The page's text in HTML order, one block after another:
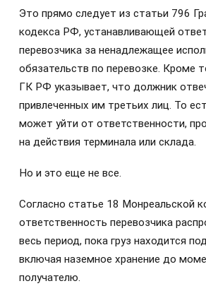
Это прямо следует из статьи 796
кодекса РФ, устанавливающей
перевозчика за ненадлежащее
обязательств по перевозке. Кроме
ГК РФ указывает, что должник
привлеченных им третьих лиц. То
может уйти от ответственности,
на действия терминала или склада.
Но и это еще не все.
Согласно статье 18 Монреальской
ответственность перевозчика
весь период, пока груз находится
включая наземное хранение до
получателю.